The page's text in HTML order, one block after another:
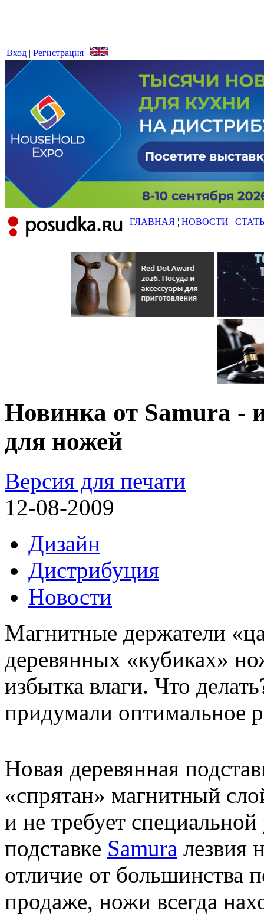
Вход | Регистрация |
ГЛАВНАЯ ¦ НОВОСТИ ¦
Новинка от Samura -
для ножей
Версия для печати
12-08-2009
Дизайн
Дистрибуция
Новости
Магнитные держатели
деревянных «кубиках»
избытка влаги. Что
придумали оптимальное
Новая деревянная
«спрятан» магнитный
и не требует
подставке Samura лезвия
отличие от большинства
продаже, ножи всегда